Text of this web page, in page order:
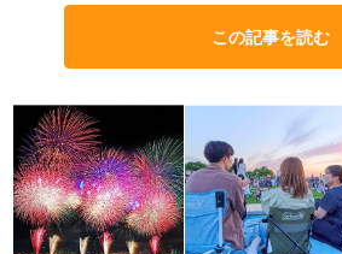
この記事を読む